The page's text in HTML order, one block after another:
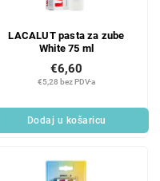
LACALUT pasta za zube
White 75 ml
€5,28 bez PDV-a
€6,60
Dodaj u košaricu